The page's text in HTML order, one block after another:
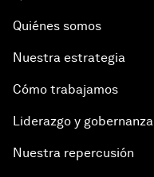
Quiénes somos
Nuestra estrategia
Cómo trabajamos
Liderazgo y gobernanza
Nuestra repercusión